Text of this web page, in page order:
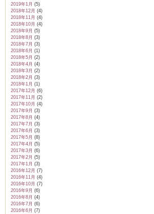
2019年1月 (5)
2018年12月 (4)
2018年11月 (4)
2018年10月 (4)
2018年9月 (5)
2018年8月 (3)
2018年7月 (3)
2018年6月 (1)
2018年5月 (2)
2018年4月 (4)
2018年3月 (2)
2018年2月 (3)
2018年1月 (1)
2017年12月 (6)
2017年11月 (2)
2017年10月 (4)
2017年9月 (3)
2017年8月 (4)
2017年7月 (3)
2017年6月 (3)
2017年5月 (8)
2017年4月 (5)
2017年3月 (6)
2017年2月 (5)
2017年1月 (3)
2016年12月 (7)
2016年11月 (4)
2016年10月 (7)
2016年9月 (6)
2016年8月 (4)
2016年7月 (6)
2016年6月 (7)